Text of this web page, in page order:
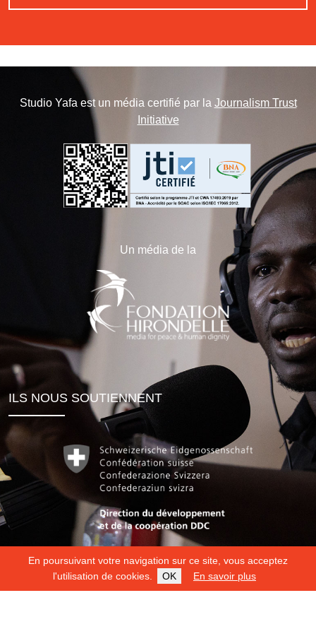
En poursuivant votre navigation sur ce site, vous acceptez
l'utilisation de cookies.
OK En savoir plus
Studio Yafa est un média certifié par la Journalism Trust
Initiative
Un média de la
ILS NOUS SOUTIENNENT